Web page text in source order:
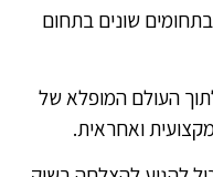
שונים בתחום
העולם המופלא של
ואחראית.